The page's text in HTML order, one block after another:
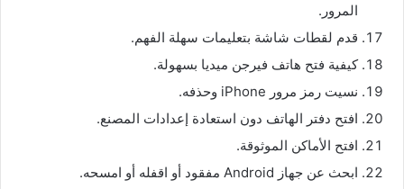
المرور.
قدم لقطات شاشة بتعليمات سهلة الفهم.
كيفية فتح هاتف فيرجن ميديا ​​بسهولة.
نسيت رمز مرور iPhone وحذفه.
افتح دفتر الهاتف دون استعادة إعدادات المصنع.
افتح الأماكن الموثوقة.
ابحث عن جهاز Android مفقود أو اقفله أو امسحه.